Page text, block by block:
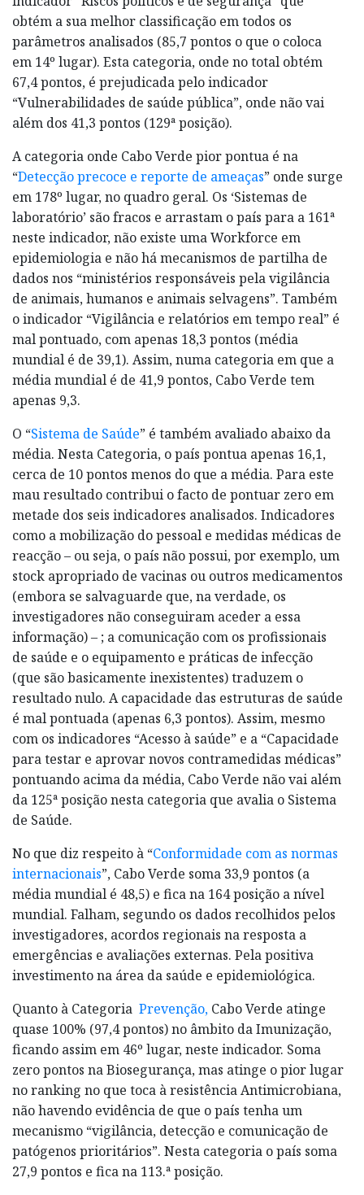
obtém a sua melhor classificação em todos os
parâmetros analisados (85,7 pontos o que o coloca
em 14º lugar). Esta categoria, onde no total obtém
67,4 pontos, é prejudicada pelo indicador
“Vulnerabilidades de saúde pública”, onde não vai
além dos 41,3 pontos (129ª posição).
A categoria onde Cabo Verde pior pontua é na
“Detecção precoce e reporte de ameaças” onde surge
em 178º lugar, no quadro geral. Os ‘Sistemas de
laboratório’ são fracos e arrastam o país para a 161ª
neste indicador, não existe uma Workforce em
epidemiologia e não há mecanismos de partilha de
dados nos “ministérios responsáveis pela vigilância
de animais, humanos e animais selvagens”. Também
o indicador “Vigilância e relatórios em tempo real” é
mal pontuado, com apenas 18,3 pontos (média
mundial é de 39,1). Assim, numa categoria em que a
média mundial é de 41,9 pontos, Cabo Verde tem
apenas 9,3.
O “Sistema de Saúde” é também avaliado abaixo da
média. Nesta Categoria, o país pontua apenas 16,1,
cerca de 10 pontos menos do que a média. Para este
mau resultado contribui o facto de pontuar zero em
metade dos seis indicadores analisados. Indicadores
como a mobilização do pessoal e medidas médicas de
reacção – ou seja, o país não possui, por exemplo, um
stock apropriado de vacinas ou outros medicamentos
(embora se salvaguarde que, na verdade, os
investigadores não conseguiram aceder a essa
informação) – ; a comunicação com os profissionais
de saúde e o equipamento e práticas de infecção
(que são basicamente inexistentes) traduzem o
resultado nulo. A capacidade das estruturas de saúde
é mal pontuada (apenas 6,3 pontos). Assim, mesmo
com os indicadores “Acesso à saúde” e a “Capacidade
para testar e aprovar novos contramedidas médicas”
pontuando acima da média, Cabo Verde não vai além
da 125ª posição nesta categoria que avalia o Sistema
de Saúde.
No que diz respeito à “Conformidade com as normas
internacionais”, Cabo Verde soma 33,9 pontos (a
média mundial é 48,5) e fica na 164 posição a nível
mundial. Falham, segundo os dados recolhidos pelos
investigadores, acordos regionais na resposta a
emergências e avaliações externas. Pela positiva
investimento na área da saúde e epidemiológica.
Quanto à Categoria Prevenção, Cabo Verde atinge
quase 100% (97,4 pontos) no âmbito da Imunização,
ficando assim em 46º lugar, neste indicador. Soma
zero pontos na Biosegurança, mas atinge o pior lugar
no ranking no que toca à resistência Antimicrobiana,
não havendo evidência de que o país tenha um
mecanismo “vigilância, detecção e comunicação de
patógenos prioritários”. Nesta categoria o país soma
27,9 pontos e fica na 113.ª posição.